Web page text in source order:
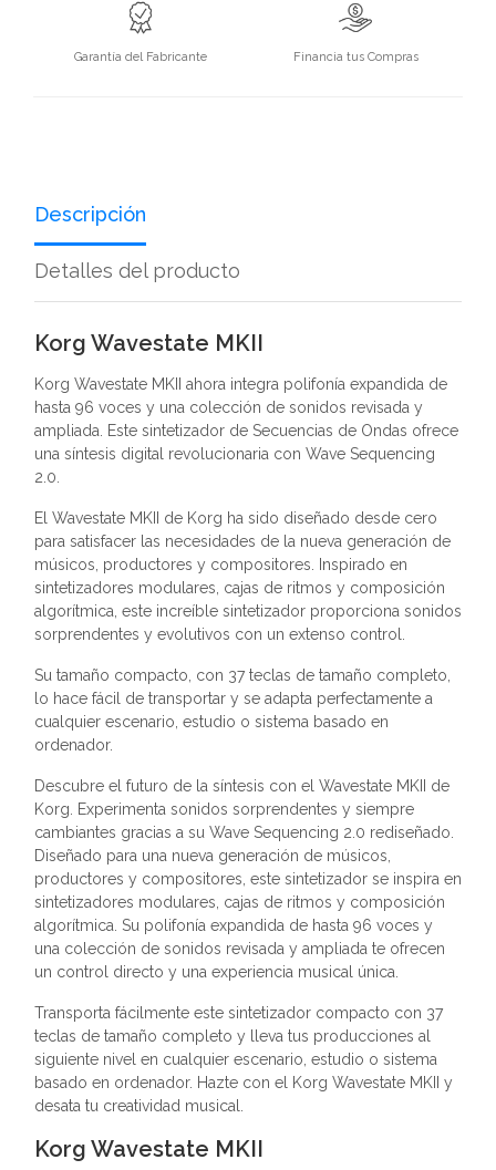
Garantía del Fabricante Financia tus Compras
Descripción
Detalles del producto
Korg Wavestate MKII
Korg Wavestate MKII ahora integra polifonía expandida de
hasta 96 voces y una colección de sonidos revisada y
ampliada. Este sintetizador de Secuencias de Ondas ofrece
una síntesis digital revolucionaria con Wave Sequencing
2.0.
El Wavestate MKII de Korg ha sido diseñado desde cero
para satisfacer las necesidades de la nueva generación de
músicos, productores y compositores. Inspirado en
sintetizadores modulares, cajas de ritmos y composición
algorítmica, este increíble sintetizador proporciona sonidos
sorprendentes y evolutivos con un extenso control.
Su tamaño compacto, con 37 teclas de tamaño completo,
lo hace fácil de transportar y se adapta perfectamente a
cualquier escenario, estudio o sistema basado en
ordenador.
Descubre el futuro de la síntesis con el Wavestate MKII de
Korg. Experimenta sonidos sorprendentes y siempre
cambiantes gracias a su Wave Sequencing 2.0 rediseñado.
Diseñado para una nueva generación de músicos,
productores y compositores, este sintetizador se inspira en
sintetizadores modulares, cajas de ritmos y composición
algorítmica. Su polifonía expandida de hasta 96 voces y
una colección de sonidos revisada y ampliada te ofrecen
un control directo y una experiencia musical única.
Transporta fácilmente este sintetizador compacto con 37
teclas de tamaño completo y lleva tus producciones al
siguiente nivel en cualquier escenario, estudio o sistema
basado en ordenador. Hazte con el Korg Wavestate MKII y
desata tu creatividad musical.
Korg Wavestate MKII